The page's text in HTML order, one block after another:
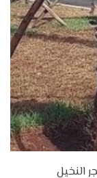
النخيل